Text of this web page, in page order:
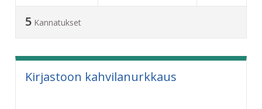
5 Kannatukset
Kirjastoon kahvilanurkkaus